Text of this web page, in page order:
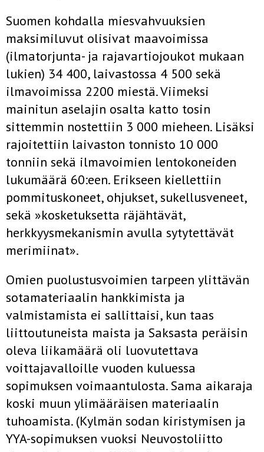
Suomen kohdalla miesvahvuuksien
maksimiluvut olisivat maavoimissa
(ilmatorjunta- ja rajavartiojoukot mukaan
lukien) 34 400, laivastossa 4 500 sekä
ilmavoimissa 2200 miestä. Viimeksi
mainitun aselajin osalta katto tosin
sittemmin nostettiin 3 000 mieheen. Lisäksi
rajoitettiin laivaston tonnisto 10 000
tonniin sekä ilmavoimien lentokoneiden
lukumäärä 60:een. Erikseen kiellettiin
pommituskoneet, ohjukset, sukellusveneet,
sekä »kosketuksetta räjähtävät,
herkkyysmekanismin avulla sytytettävät
merimiinat».
Omien puolustusvoimien tarpeen ylittävän
sotamateriaalin hankkimista ja
valmistamista ei sallittaisi, kun taas
liittoutuneista maista ja Saksasta peräisin
oleva liikamäärä oli luovutettava
voittajavalloille vuoden kuluessa
sopimuksen voimaantulosta. Sama aikaraja
koski muun ylimääräisen materiaalin
tuhoamista. (Kylmän sodan kiristymisen ja
YYA-sopimuksen vuoksi Neuvostoliitto